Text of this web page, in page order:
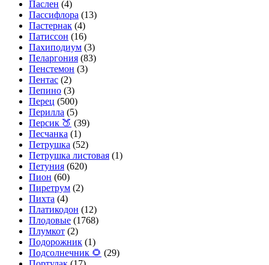
Паслен (4)
Пассифлора (13)
Пастернак (4)
Патиссон (16)
Пахиподиум (3)
Пеларгония (83)
Пенстемон (3)
Пентас (2)
Пепино (3)
Перец (500)
Перилла (5)
Персик 🍑 (39)
Песчанка (1)
Петрушка (52)
Петрушка листовая (1)
Петуния (620)
Пион (60)
Пиретрум (2)
Пихта (4)
Платикодон (12)
Плодовые (1768)
Плумкот (2)
Подорожник (1)
Подсолнечник 🌻 (29)